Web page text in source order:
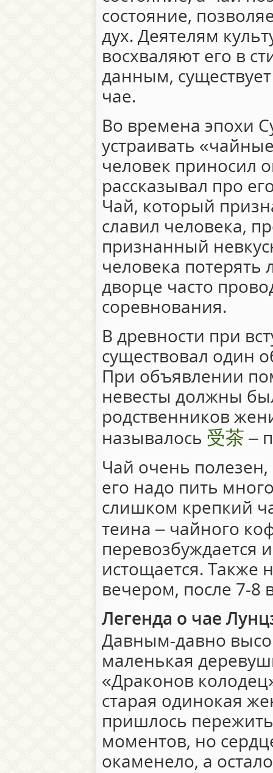
состояние,
дух. Деятелям
восхваляют его в
данным,
чае.
Во времена эпохи
устраивать
человек приносил
рассказывал про
Чай, который
славил человека,
признанный
человека
дворце часто
соревнования.
В древности при
существовал один
При объявлении
невесты должны
родственников
называлось 受茶 –
Чай очень полезен,
его надо пить
слишком крепкий
теина – чайного
перевозбуждается
истощается. Также
вечером, после 7-8
Легенда о чае
Давным-давно
маленькая
«Драконов
старая одинокая
пришлось
моментов, но
окаменело, а